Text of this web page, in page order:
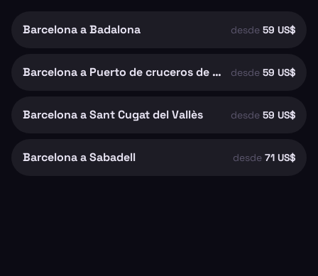
Barcelona a Badalona desde 59 US$
Barcelona a Puerto de cruceros de Barcelona desde 59 US$
Barcelona a Sant Cugat del Vallès desde 59 US$
Barcelona a Sabadell desde 71 US$